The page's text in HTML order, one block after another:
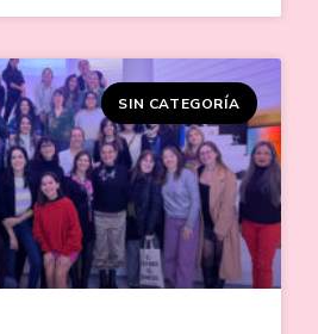
SIN CATEGORÍA